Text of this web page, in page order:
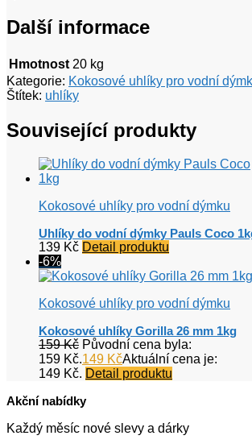
Další informace
Hmotnost 20 kg
Kategorie: Kokosové uhlíky pro vodní
Štítek: uhlíky
Související produkty
Kokosové uhlíky pro vodní dýmku
Uhlíky do vodní dýmky Pauls Coco
139 Kč Detail produktu
-6%
Kokosové uhlíky pro vodní dýmku
Kokosové uhlíky Gorilla 26 mm 1kg
159Kč Původní cena byla:
159 Kč.149 KčAktuální cena je:
149 Kč. Detail produktu
Akční nabídky
Každý měsíc nové slevy a dárky